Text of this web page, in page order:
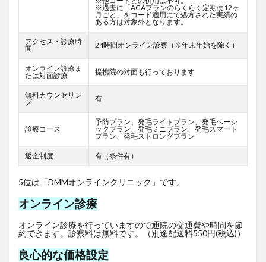
※過去に「AGAプランのらくらく定期便12ヶ
月ごと」をコード適用にて処方された実績の
ある方は対象外となります。
アクセス・診療時
間
24時間オンライン診察（※年末年始を除く）
オンライン診療ま
たは対面診療
提携院の対面も行っております
無料カウンセリン
グ
有
診療コース
予防プラン、発毛ライトプラン、発毛ベーシ
ックプラン、発毛ミニプラン、発毛スマート
プラン、発毛ストロングプラン
返金制度 有（条件有）
5位は「DMMオンラインクリニック」です。
オンライン診療
オンライン診療を行っていますので通院の交通費や時間を節
約できます。診察料は無料です。（別途配送料550円(税込)）
良心的な価格設定